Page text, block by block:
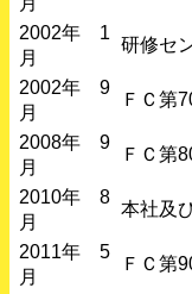
2002年 1
月
研修セ
2002年 9
月
ＦＣ第
2008年 9
月
ＦＣ第
2010年 8
月
本社及
2011年 5
月
ＦＣ第